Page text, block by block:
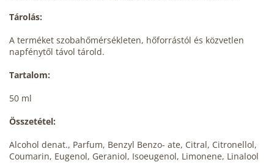
Tárolás:
A terméket szobahőmérsékleten, hőforrástól és közvetlen
napfénytől távol tárold.
Tartalom:
50 ml
Összetétel:
Alcohol denat., Parfum, Benzyl Benzo- ate, Citral, Citronellol,
Coumarin, Eugenol, Geraniol, Isoeugenol, Limonene, Linalool